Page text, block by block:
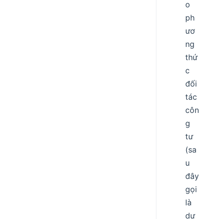
o
ph
ươ
ng
thứ
c
đối
tác
côn
g
tư
(sa
u
đây
gọi
là
dự